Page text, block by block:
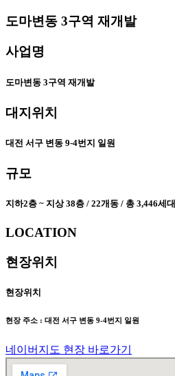
도마변동 3구역 재개발
사업명
도마변동 3구역 재개발
대지위치
대전 서구 변동 9-4번지 일원
규모
지하2층 ~ 지상 38층 / 22개동 / 총 3,446세대
LOCATION
현장위치
현장위치
현장 주소 : 대전 서구 변동 9-4번지 일원
네이버지도 현장 바로가기